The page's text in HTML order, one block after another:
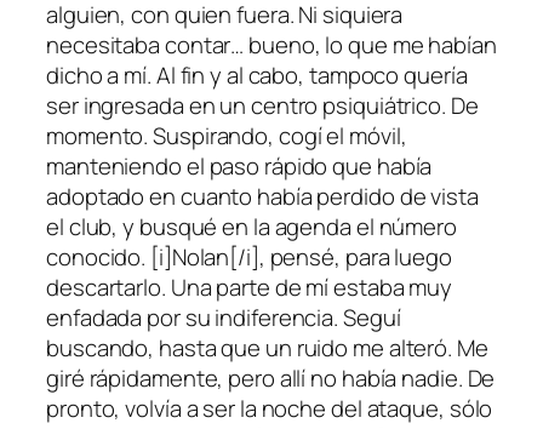
alguien, con quien fuera. Ni siquiera
necesitaba contar… bueno, lo que me habían
dicho a mí. Al fin y al cabo, tampoco quería
ser ingresada en un centro psiquiátrico. De
momento. Suspirando, cogí el móvil,
manteniendo el paso rápido que había
adoptado en cuanto había perdido de vista
el club, y busqué en la agenda el número
conocido. [i]Nolan[/i], pensé, para luego
descartarlo. Una parte de mí estaba muy
enfadada por su indiferencia. Seguí
buscando, hasta que un ruido me alteró. Me
giré rápidamente, pero allí no había nadie. De
pronto, volvía a ser la noche del ataque, sólo